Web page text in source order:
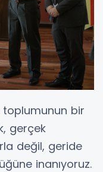
toplumunun bir
gerçek
değil, geride
inanıyoruz.